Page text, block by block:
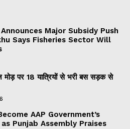
Major Subsidy Push
Says Fisheries Sector Will
मोड़ पर 18 यात्रियों से भरी बस सड़क से
AAP Government’s
Punjab Assembly Praises